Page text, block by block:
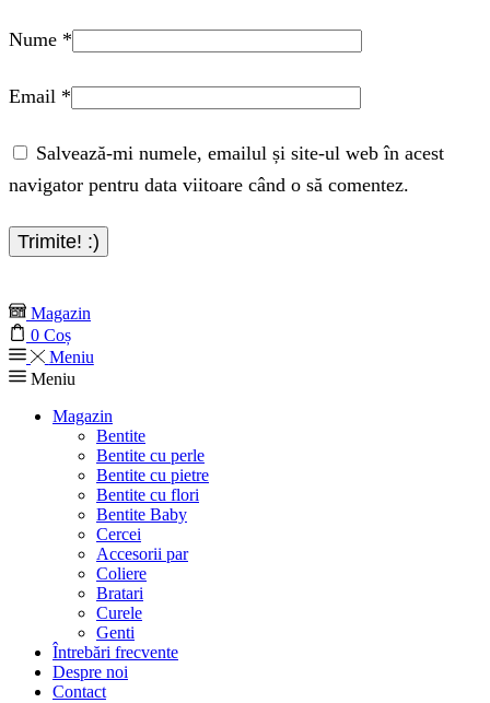
Nume *
Email *
Salvează-mi numele, emailul și site-ul web în acest
navigator pentru data viitoare când o să comentez.
Magazin
0 Coș
Meniu
Meniu
Magazin
Bentite
Bentite cu perle
Bentite cu pietre
Bentite cu flori
Bentite Baby
Cercei
Accesorii par
Coliere
Bratari
Curele
Genti
Întrebări frecvente
Despre noi
Contact